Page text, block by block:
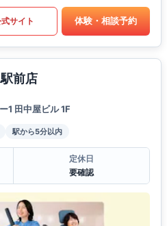
サイト 体験・相談予約
前店
1 田中屋ビル 1F
駅から5分以内
定休日
要確認